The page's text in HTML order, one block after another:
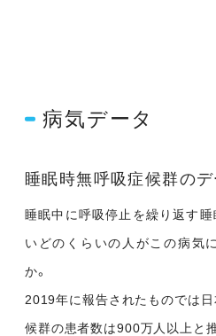
病気データ
睡眠時無呼吸症候群のデ
睡眠中に呼吸停止を繰り返す
いどのくらいの人がこの病気
か。
2019年に報告されたものでは
候群の患者数は900万人以上と